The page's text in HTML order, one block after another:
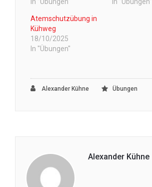
Atemschutzübung in
Kühweg
18/10/2025
In "Übungen"
Alexander Kühne Übungen
Alexander Kühne